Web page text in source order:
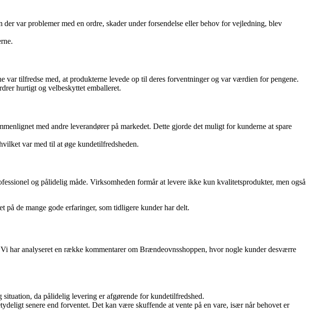
var problemer med en ordre, skader under forsendelse eller behov for vejledning, blev
tilfredse med, at produkterne levede op til deres forventninger og var værdien for pengene.
hurtigt og velbeskyttet emballeret.
med andre leverandører på markedet. Dette gjorde det muligt for kunderne at spare
var med til at øge kundetilfredsheden.
og pålidelig måde. Virksomheden formår at levere ikke kun kvalitetsprodukter, men også
de mange gode erfaringer, som tidligere kunder har delt.
analyseret en række kommentarer om Brændeovnsshoppen, hvor nogle kunder desværre
da pålidelig levering er afgørende for kundetilfredshed.
senere end forventet. Det kan være skuffende at vente på en vare, især når behovet er